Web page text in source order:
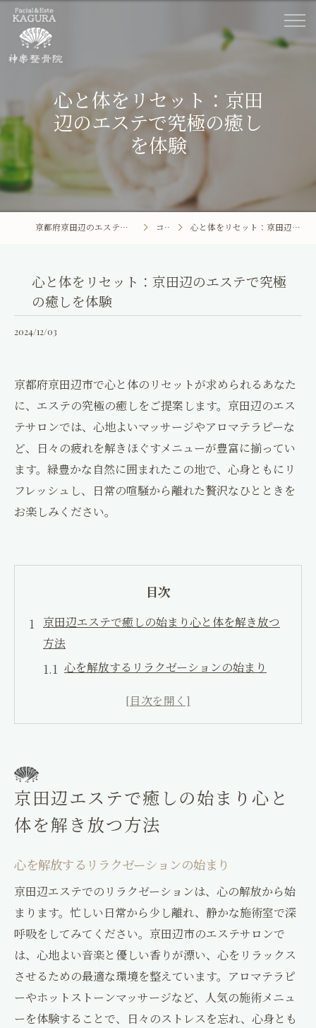
お問い合わせはこちら ご予約はこちら
Facial&Este KAGURA
京都府京田辺市興戸町田2
Facial&Este KAGURA
コンセプト
ブログ
コラム
アクセス
心と体をリセット：京田
辺のエステで究極の癒し
を体験
京都府京田辺のエステならFacial&Este KAGURA コラム 心と体をリセット：京田辺のエステで究極の癒しを体験
心と体をリセット：京田辺のエステで究極
の癒しを体験
2024/12/03
京都府京田辺市で心と体のリセットが求められるあなた
に、エステの究極の癒しをご提案します。京田辺のエス
テサロンでは、心地よいマッサージやアロマテラピーな
ど、日々の疲れを解きほぐすメニューが豊富に揃ってい
ます。緑豊かな自然に囲まれたこの地で、心身ともにリ
フレッシュし、日常の喧騒から離れた贅沢なひとときを
お楽しみください。
目次
京田辺エステで癒しの始まり心と体を解き放つ
方法
心を解放するリラクゼーションの始まり
心と体に贅沢な時間を提供する方法
究極のリラクゼーション京田辺エステで体験す
る贅沢なひととき
贅沢なひとときを過ごすためのエステ体験
心と体を癒すための極上のひととき
ストレス解消のための贅沢な時間の過ごし
方
心身をリフレッシュするためのリラクゼー
ション
至福のひとときを味わう京田辺エステ
京田辺エステで癒しの始まり心と
体を解き放つ方法
心を解放するリラクゼーションの始まり
京田辺エステでのリラクゼーションは、心の解放から始
まります。忙しい日常から少し離れ、静かな施術室で深
呼吸をしてみてください。京田辺市のエステサロンで
は、心地よい音楽と優しい香りが漂い、心をリラックス
させるための最適な環境を整えています。アロマテラピ
ーやホットストーンマッサージなど、人気の施術メニュ
ーを体験することで、日々のストレスを忘れ、心身とも